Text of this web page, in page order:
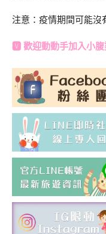
注意：疫情期間可能沒
🆅 歡迎動動手加入小